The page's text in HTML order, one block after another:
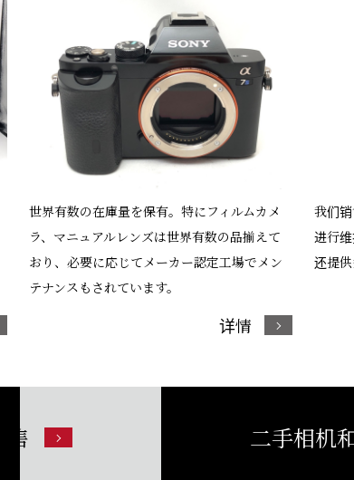
世界有数の在庫量を保有。特にフィルムカメ
ラ、マニュアルレンズは世界有数の品揃えて
おり、必要に応じてメーカー認定工場でメン
テナンスもされています。
详情
我们
进行
还提供
销售 二手相机